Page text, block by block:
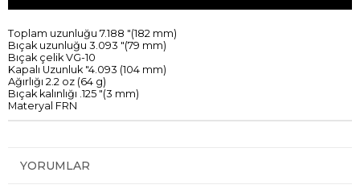
Toplam uzunluğu 7.188 "(182 mm)
Bıçak uzunluğu 3.093 "(79 mm)
Bıçak çelik VG-10
Kapalı Uzunluk "4.093 (104 mm)
Ağırlığı 2.2 oz (64 g)
Bıçak kalınlığı .125 "(3 mm)
Materyal FRN
YORUMLAR